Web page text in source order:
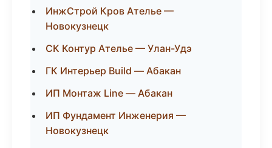
ИнжСтрой Кров Ателье —
Новокузнецк
СК Контур Ателье — Улан-Удэ
ГК Интерьер Build — Абакан
ИП Монтаж Line — Абакан
ИП Фундамент Инженерия —
Новокузнецк